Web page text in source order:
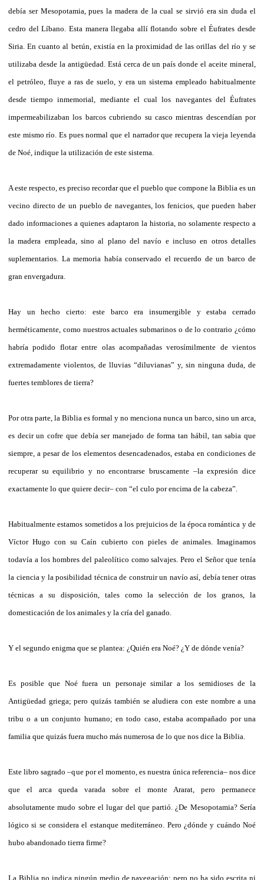
debía ser Mesopotamia, pues la madera de la cual se sirvió era sin duda el
cedro del Líbano. Esta manera llegaba allí flotando sobre el Éufrates desde
Siria. En cuanto al betún, existía en la proximidad de las orillas del río y se
utilizaba desde la antigüedad. Está cerca de un país donde el aceite mineral,
el petróleo, fluye a ras de suelo, y era un sistema empleado habitualmente
desde tiempo inmemorial, mediante el cual los navegantes del Éufrates
impermeabilizaban los barcos cubriendo su casco mientras descendían por
este mismo río. Es pues normal que el narrador que recupera la vieja leyenda
de Noé, indique la utilización de este sistema.
A este respecto, es preciso recordar que el pueblo que compone la Biblia es un
vecino directo de un pueblo de navegantes, los fenicios, que pueden haber
dado informaciones a quienes adaptaron la historia, no solamente respecto a
la madera empleada, sino al plano del navío e incluso en otros detalles
suplementarios. La memoria había conservado el recuerdo de un barco de
gran envergadura.
Hay un hecho cierto: este barco era insumergible y estaba cerrado
herméticamente, como nuestros actuales submarinos o de lo contrario ¿cómo
habría podido flotar entre olas acompañadas verosímilmente de vientos
extremadamente violentos, de lluvias “diluvianas” y, sin ninguna duda, de
fuertes temblores de tierra?
Por otra parte, la Biblia es formal y no menciona nunca un barco, sino un arca,
es decir un cofre que debía ser manejado de forma tan hábil, tan sabia que
siempre, a pesar de los elementos desencadenados, estaba en condiciones de
recuperar su equilibrio y no encontrarse bruscamente –la expresión dice
exactamente lo que quiere decir– con “el culo por encima de la cabeza”.
Habitualmente estamos sometidos a los prejuicios de la época romántica y de
Víctor Hugo con su Caín cubierto con pieles de animales. Imaginamos
todavía a los hombres del paleolítico como salvajes. Pero el Señor que tenía
la ciencia y la posibilidad técnica de construir un navío así, debía tener otras
técnicas a su disposición, tales como la selección de los granos, la
domesticación de los animales y la cría del ganado.
Y el segundo enigma que se plantea: ¿Quién era Noé? ¿Y de dónde venía?
Es posible que Noé fuera un personaje similar a los semidioses de la
Antigüedad griega; pero quizás también se aludiera con este nombre a una
tribu o a un conjunto humano; en todo caso, estaba acompañado por una
familia que quizás fuera mucho más numerosa de lo que nos dice la Biblia.
Este libro sagrado –que por el momento, es nuestra única referencia– nos dice
que el arca queda varada sobre el monte Ararat, pero permanece
absolutamente mudo sobre el lugar del que partió. ¿De Mesopotamia? Sería
lógico si se considera el estanque mediterráneo. Pero ¿dónde y cuándo Noé
hubo abandonado tierra firme?
La Biblia no indica ningún medio de navegación; pero no ha sido escrita ni